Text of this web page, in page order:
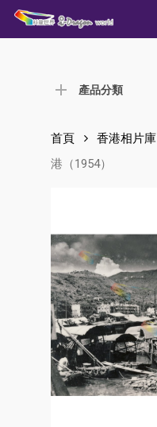
Skip
to
產品分類
首頁 香港相片庫
港（1954）